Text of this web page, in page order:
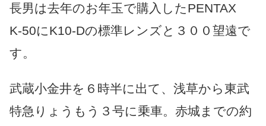
長男は去年のお年玉で購入したPENTAX
K-50にK10-Dの標準レンズと３００望遠で
す。
武蔵小金井を６時半に出て、浅草から東武
特急りょうもう３号に乗車。赤城までの約